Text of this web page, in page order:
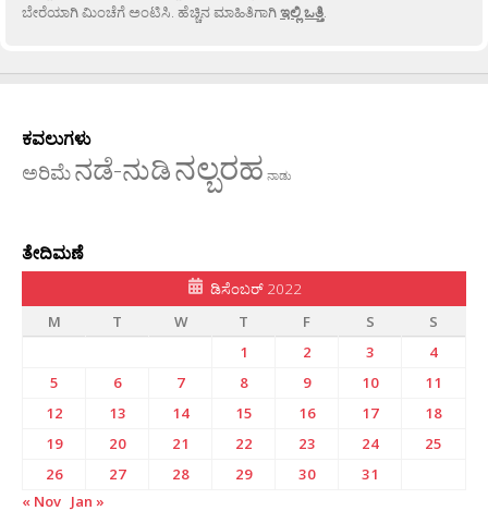
ಬೇರೆಯಾಗಿ ಮಿಂಚೆಗೆ ಅಂಟಿಸಿ. ಹೆಚ್ಚಿನ ಮಾಹಿತಿಗಾಗಿಇಲ್ಲಿ ಒತ್ತಿ.
ಕವಲುಗಳು
ಅರಿಮೆನಡೆ-ನುಡಿನಲ್ಬರಹ ನಾಡು
ತೇದಿಮಣೆ
ಡಿಸೆಂಬರ್ 2022
M
T W T F S
S
1
2 3
4
5
6 7 8 9 10
11
12
13 14 15 16 17
18
19
20 21 22 23 24
25
26
27 28 29 30
31
« Nov Jan »